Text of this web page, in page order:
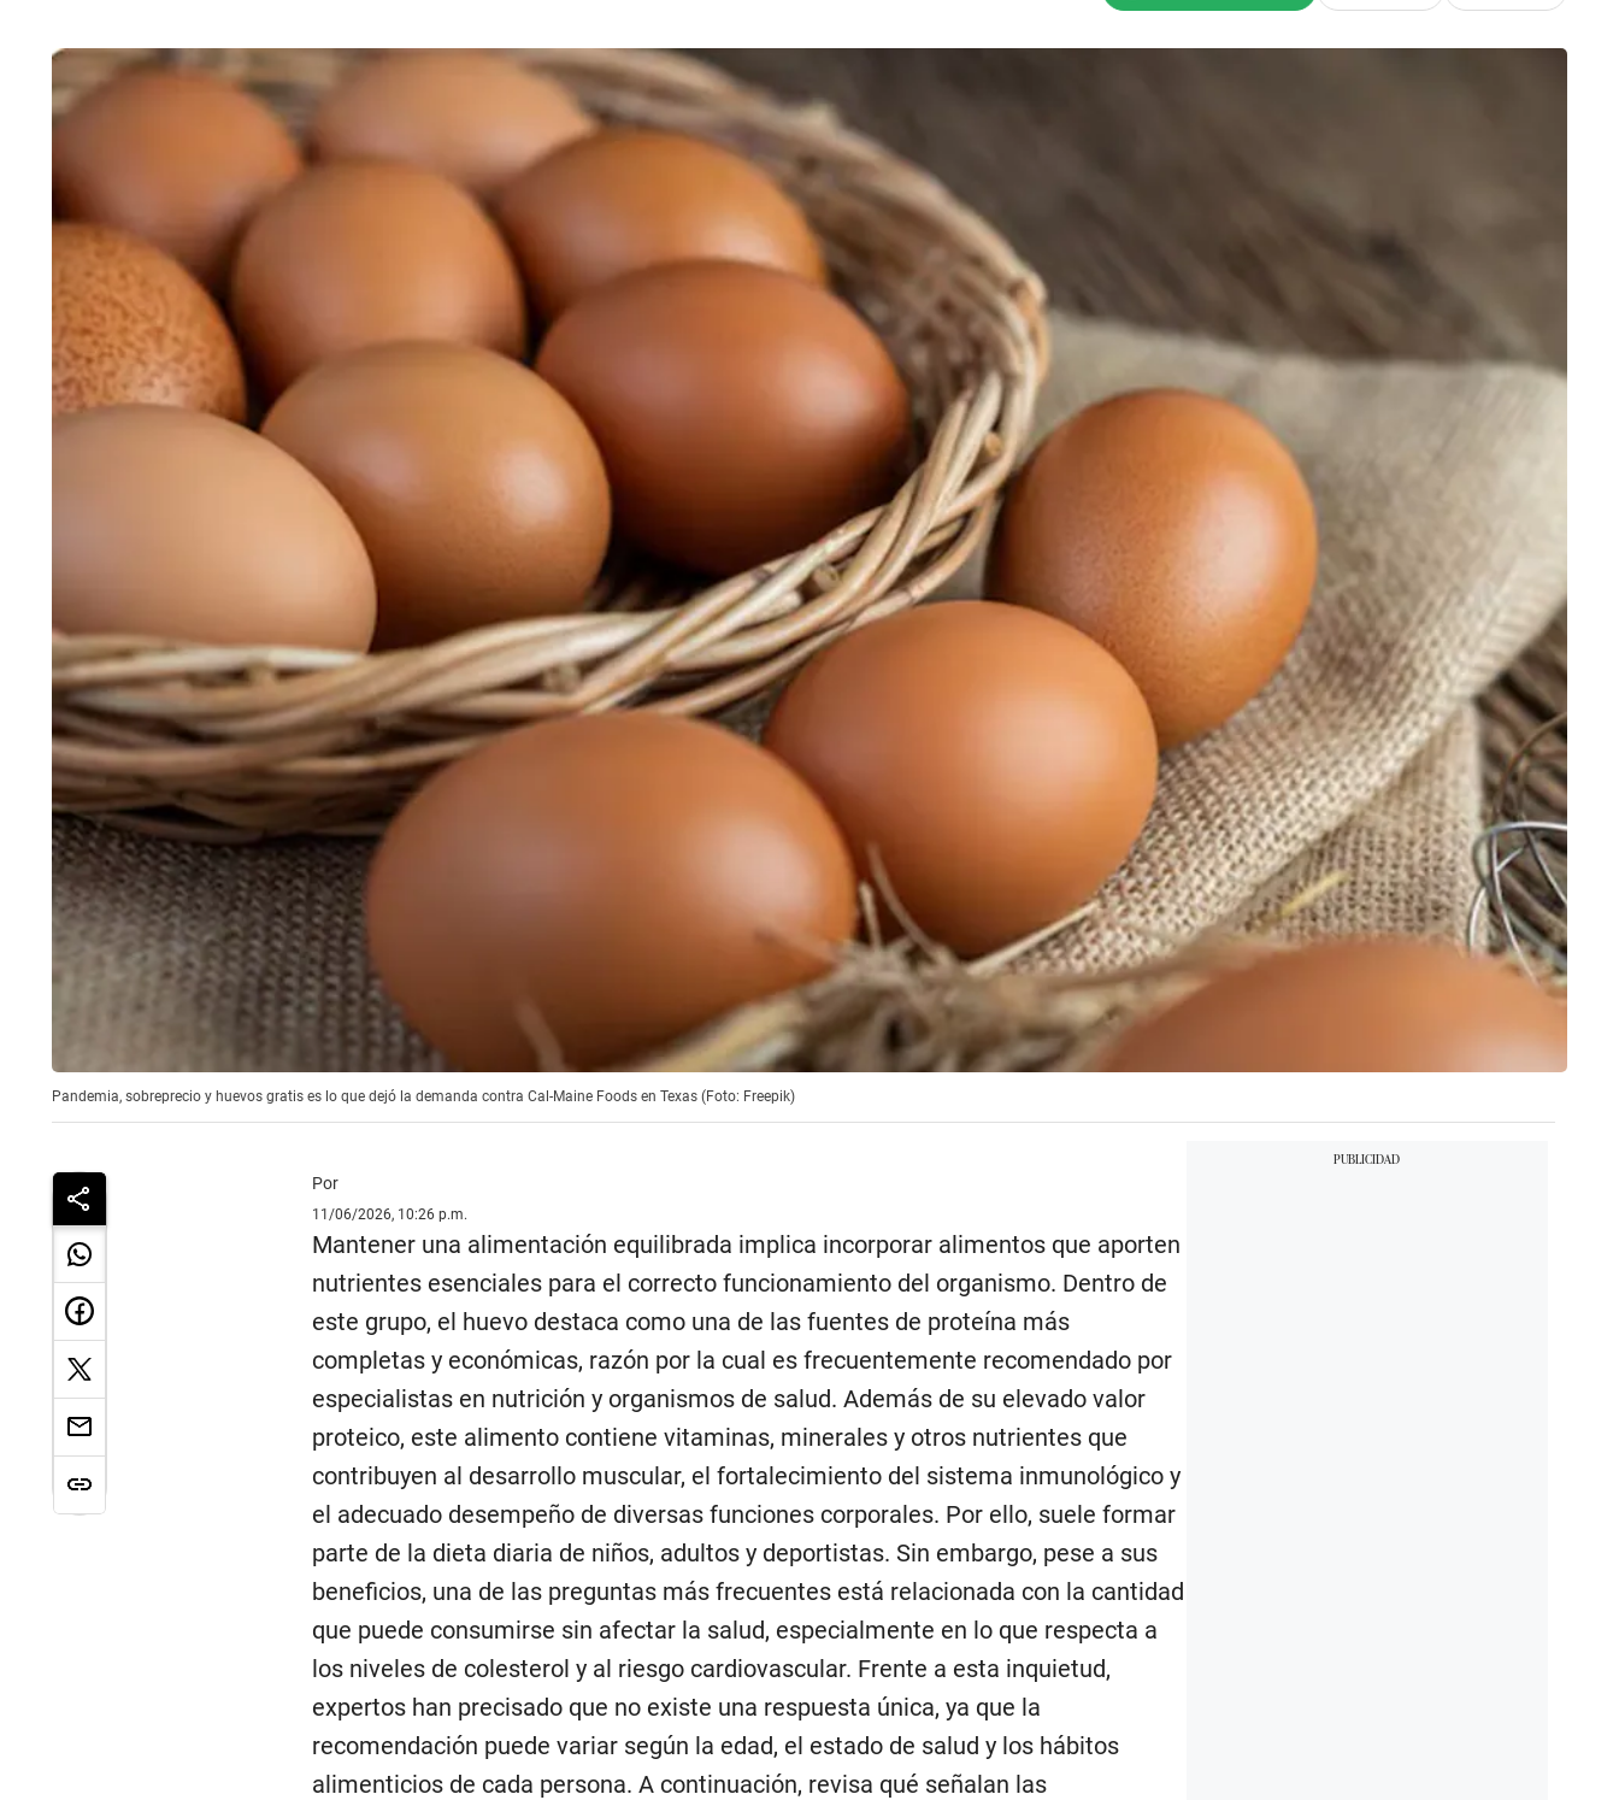
Pandemia, sobreprecio y huevos gratis es lo que dejó la demanda contra Cal-Maine Foods en Texas (Foto: Freepik)
Por
11/06/2026, 10:26 p.m.
Mantener una alimentación equilibrada implica incorporar alimentos que aporten
nutrientes esenciales para el correcto funcionamiento del organismo. Dentro de
este grupo, el huevo destaca como una de las fuentes de proteína más
completas y económicas, razón por la cual es frecuentemente recomendado por
especialistas en nutrición y organismos de salud. Además de su elevado valor
proteico, este alimento contiene vitaminas, minerales y otros nutrientes que
contribuyen al desarrollo muscular, el fortalecimiento del sistema inmunológico y
el adecuado desempeño de diversas funciones corporales. Por ello, suele formar
parte de la dieta diaria de niños, adultos y deportistas. Sin embargo, pese a sus
beneficios, una de las preguntas más frecuentes está relacionada con la cantidad
que puede consumirse sin afectar la salud, especialmente en lo que respecta a
los niveles de colesterol y al riesgo cardiovascular. Frente a esta inquietud,
expertos han precisado que no existe una respuesta única, ya que la
recomendación puede variar según la edad, el estado de salud y los hábitos
alimenticios de cada persona. A continuación, revisa qué señalan las